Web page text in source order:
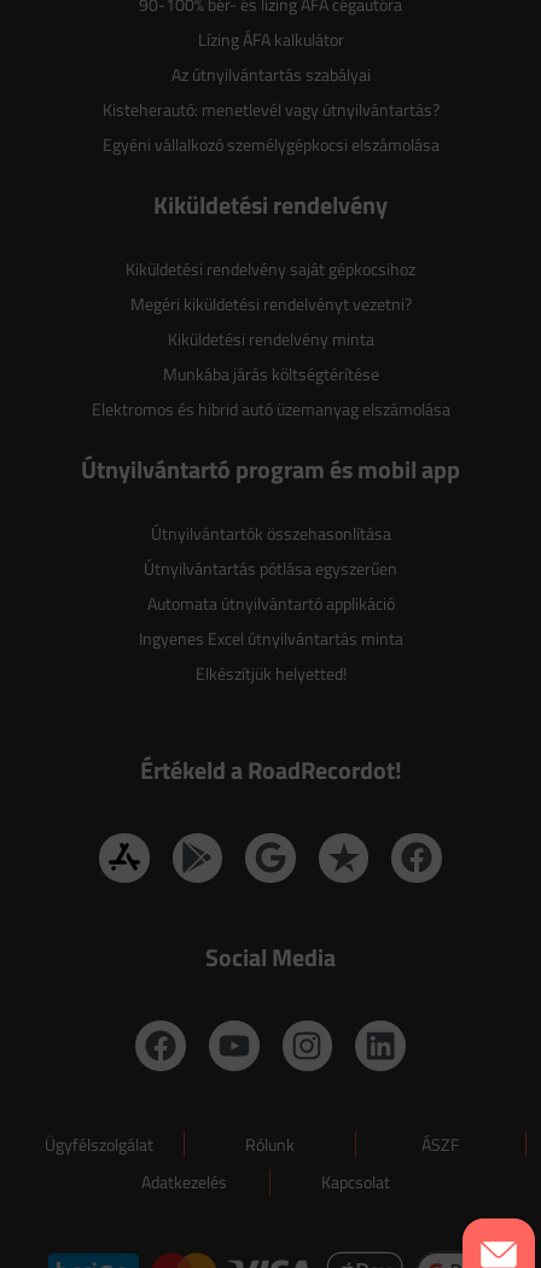
Lízing ÁFA kalkulátor
Az útnyilvántartás szabályai
Kisteherautó: menetlevél vagy útnyilvántartás?
Egyéni vállalkozó személygépkocsi elszámolása
Kiküldetési rendelvény
Kiküldetési rendelvény saját gépkocsihoz
Megéri kiküldetési rendelvényt vezetni?
Kiküldetési rendelvény minta
Munkába járás költségtérítése
Elektromos és hibrid autó üzemanyag elszámolása
Útnyilvántartó program és mobil app
Útnyilvántartók összehasonlítása
Útnyilvántartás pótlása egyszerűen
Automata útnyilvántartó applikáció
Ingyenes Excel útnyilvántartás minta
Elkészítjük helyetted!
Értékeld a RoadRecordot!
Social Media
Ügyfélszolgálat Rólunk
ÁSZF
Adatkezelés
Kapcsolat